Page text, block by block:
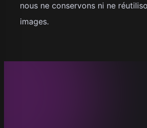
nous ne conservons ni ne
images.